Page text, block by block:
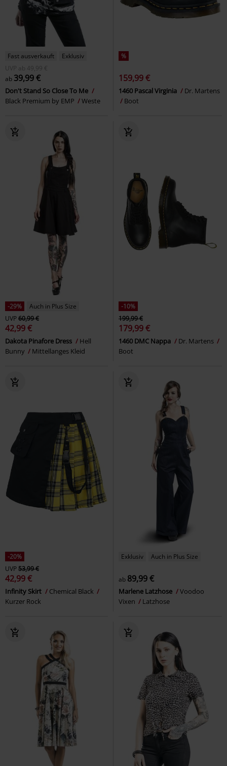
Fast ausverkauft
Exklusiv
UVP
ab
49,99 €
ab 39,99 €
Don't Stand So Close To Me
Black Premium by EMP
Weste
%
159,99 €
1460 Pascal Virginia
Dr. Martens
Boot
-29%
Auch in Plus Size
UVP60,99 €
42,99 €
Dakota Pinafore Dress
Hell
Bunny
Mittellanges Kleid
-10%
199,99 €
179,99 €
1460 DMC Nappa
Dr. Martens
Boot
-20%
UVP53,99 €
42,99 €
Infinity Skirt
Chemical Black
Kurzer Rock
Exklusiv Auch in Plus Size
ab 89,99 €
Marlene Latzhose
Voodoo
Vixen
Latzhose